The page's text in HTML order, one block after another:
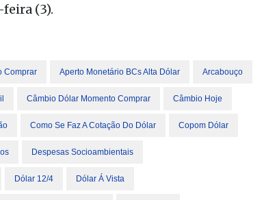
(3).
Comprar Aperto Monetário BCs Alta Dólar Arcabouço
Câmbio Dólar Momento Comprar Câmbio Hoje
Como Se Faz A Cotação Do Dólar Copom Dólar
Despesas Socioambientais
Dólar 12/4 Dólar Á Vista